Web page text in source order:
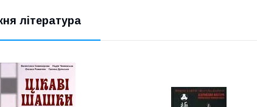
література